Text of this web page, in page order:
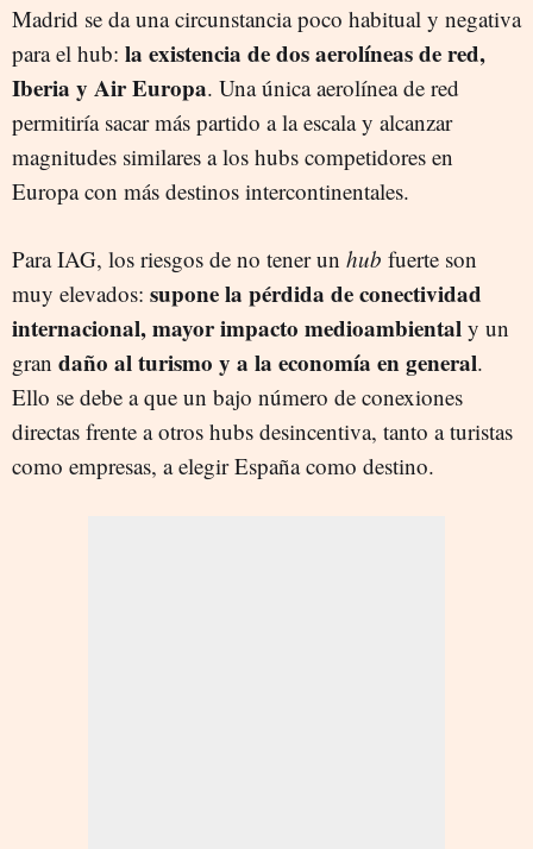
Madrid se da una circunstancia poco habitual y negativa
para el hub: la existencia de dos aerolíneas de red,
Iberia y Air Europa. Una única aerolínea de red
permitiría sacar más partido a la escala y alcanzar
magnitudes similares a los hubs competidores en
Europa con más destinos intercontinentales.
Para IAG, los riesgos de no tener un hub fuerte son
muy elevados: supone la pérdida de conectividad
internacional, mayor impacto medioambiental y un
gran daño al turismo y a la economía en general.
Ello se debe a que un bajo número de conexiones
directas frente a otros hubs desincentiva, tanto a turistas
como empresas, a elegir España como destino.